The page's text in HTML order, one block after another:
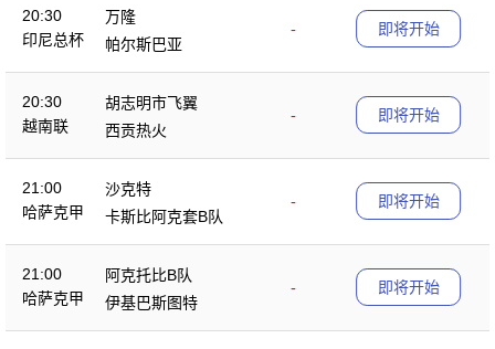
20:30
印尼总杯
万隆
-
帕尔斯巴亚
即将开始
20:30
越南联
胡志明市飞翼
-
西贡热火
即将开始
21:00
哈萨克甲
沙克特
-
卡斯比阿克套B队
即将开始
21:00
哈萨克甲
阿克托比B队
-
伊基巴斯图特
即将开始